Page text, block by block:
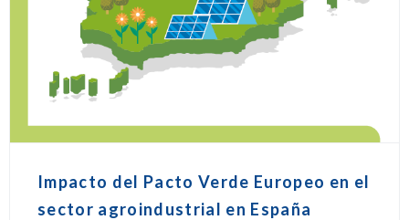
Impacto del Pacto Verde Europeo en el
sector agroindustrial en España